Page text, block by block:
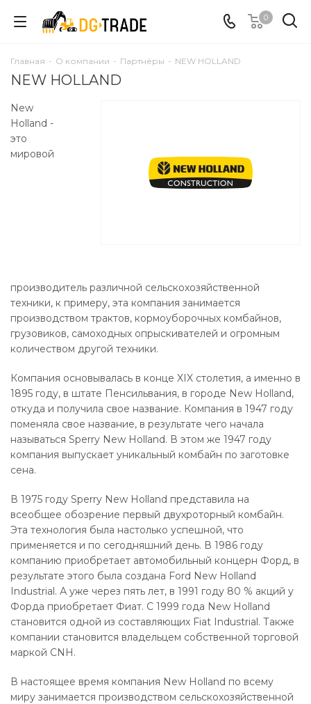
0
Главная - О компании - Партнёры - NEW HOLLAND
NEW HOLLAND
New
Holland -
это
мировой
производитель различной сельскохозяйственной
техники, к примеру, эта компания занимается
производством трактов, кормоуборочных комбайнов,
грузовиков, самоходных опрыскивателей и огромным
количеством другой техники.
Компания основывалась в конце XIX столетия, а именно в
1895 году, в штате Пенсильвания, в городе New Holland,
откуда и получила свое название. Компания в 1947 году
поменяла свое название, в результате чего начала
называться Sperry New Holland. В этом же 1947 году
компания выпускает уникальный комбайн по заготовке
сена.
В 1975 году Sperry New Holland представила на
всеобщее обозрение первый двухроторный комбайн.
Эта технология была настолько успешной, что
применяется и по сегодняшний день. В 1986 году
компанию приобретает автомобильный концерн Форд, в
результате этого была создана Ford New Holland
Industrial. А уже через пять лет, в 1991 году 80 % акций у
Форда приобретает Фиат. С 1999 года New Holland
становится одной из составляющих Fiat Industrial. Также
компании становится владельцем собственной торговой
маркой CNH.
В настоящее время компания New Holland по всему
миру занимается производством сельскохозяйственной